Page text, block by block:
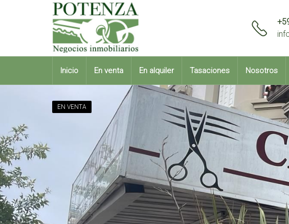
Inicio En venta En alquiler Tasaciones Nosotros
EN VENTA